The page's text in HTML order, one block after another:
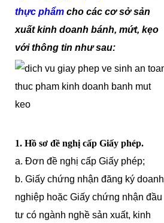
thực phẩm cho các cơ sở sản
xuất kinh doanh bánh, mứt, kẹo
với thông tin như sau:
1. Hồ sơ đề nghị cấp Giấy phép.
a. Đơn đề nghị cấp Giấy phép;
b. Giấy chứng nhận đăng ký doanh
nghiệp hoặc Giấy chứng nhận đầu
tư có ngành nghề sản xuất, kinh